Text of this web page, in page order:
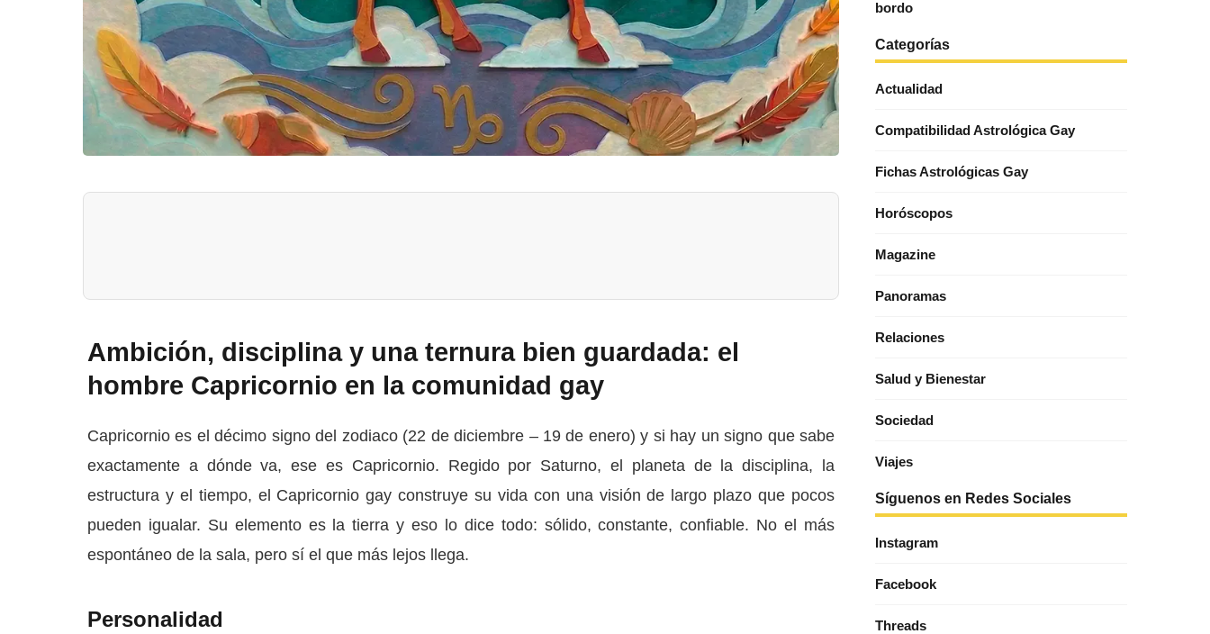
Ambición, disciplina y una ternura bien guardada: el
hombre Capricornio en la comunidad gay
Capricornio es el décimo signo del zodiaco (22 de diciembre – 19 de enero) y si hay un signo que sabe
exactamente a dónde va, ese es Capricornio. Regido por Saturno, el planeta de la disciplina, la
estructura y el tiempo, el Capricornio gay construye su vida con una visión de largo plazo que pocos
pueden igualar. Su elemento es la tierra y eso lo dice todo: sólido, constante, confiable. No el más
espontáneo de la sala, pero sí el que más lejos llega.
Personalidad
bordo
Categorías
Actualidad
Compatibilidad Astrológica Gay
Fichas Astrológicas Gay
Horóscopos
Magazine
Panoramas
Relaciones
Salud y Bienestar
Sociedad
Viajes
Síguenos en Redes Sociales
Instagram
Facebook
Threads